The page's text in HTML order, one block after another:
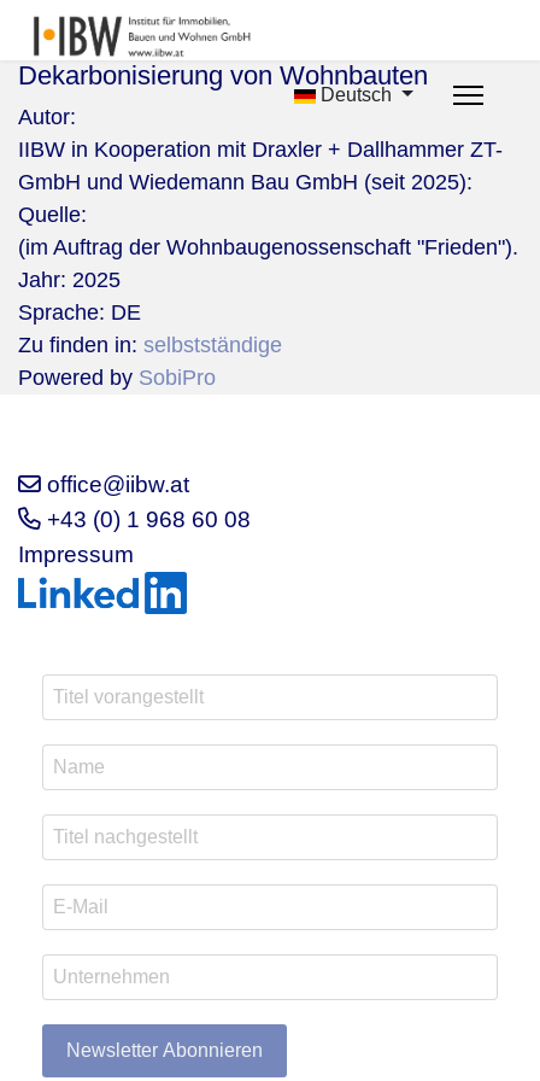
Deutsch
Dekarbonisierung von Wohnbauten
Autor:
IIBW in Kooperation mit Draxler + Dallhammer ZT-
GmbH und Wiedemann Bau GmbH (seit 2025):
Quelle:
(im Auftrag der Wohnbaugenossenschaft "Frieden").
Jahr: 2025
Sprache: DE
Zu finden in: selbstständige
Powered by SobiPro
office@iibw.at
+43 (0) 1 968 60 08
Impressum
Newsletter Abonnieren